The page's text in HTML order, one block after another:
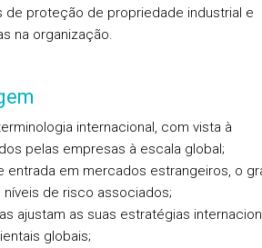
de proteção de propriedade industrial e
na organização.
internacional, com vista à
pelas empresas à escala global;
em mercados estrangeiros, o
de risco associados;
ajustam as suas estratégias
globais;